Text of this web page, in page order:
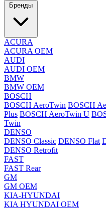
Бренды
ACURA
ACURA OEM
AUDI
AUDI OEM
BMW
BMW OEM
BOSCH
BOSCH AeroTwin BOSCH
Plus BOSCH AeroTwin U
Twin
DENSO
DENSO Classic DENSO Flat
DENSO Retrofit
FAST
FAST Rear
GM
GM OEM
KIA-HYUNDAI
KIA HYUNDAI OEM